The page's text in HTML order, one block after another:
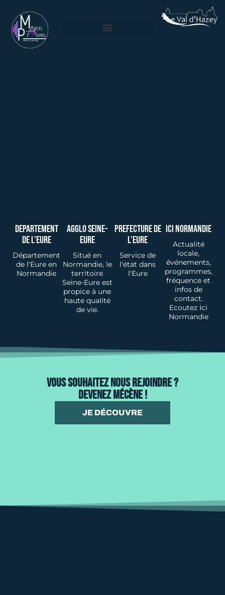
Departement
De L'eure
Département
de l'Eure en
Normandie
Agglo Seine-
Eure
Situé en
Normandie, le
territoire
Seine-Eure est
propice à une
haute qualité
de vie.
Prefecture De
L'eure
Service de
l'état dans
l'Eure
Ici Normandie
Actualité
locale,
événements,
programmes,
fréquence et
infos de
contact.
Ecoutez Ici
Normandie
VOUS SOUHAITEZ NOUS REJOINDRE ?
DEVENEZ MÉCÈNE !
JE DÉCOUVRE